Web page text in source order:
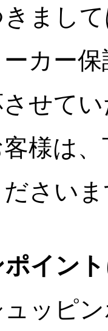
まし
カー
せて
様は
さい
イン
ッピ